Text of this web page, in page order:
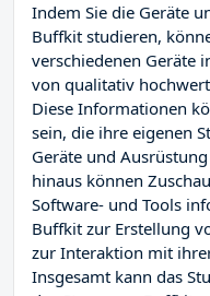
Indem Sie die Geräte
Buffkit studieren,
verschiedenen Geräte
von qualitativ
Diese Informationen
sein, die ihre eigenen
Geräte und
hinaus können
Software- und Tools
Buffkit zur Erstellung
zur Interaktion mit
Insgesamt kann das